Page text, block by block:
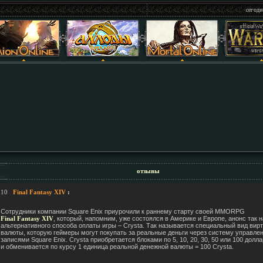
отзывы
Final Fantasy XIV :
Сотрудники компании Square Enix приурочили к раннему старту своей MMORPG
Final Fantasy XIV , который, напомним, уже состоялся в Америке и Европе, анонс так
альтернативного способа оплаты игры – Crysta. Так называется специальный вид
валюты, которую геймеры могут покупать за реальные деньги через систему
записями Square Enix. Crysta приобретается блоками по 5, 10, 20, 30, 50 или 100
и обменивается по курсу 1 единица реальной денежной валюты = 100 Crysta.